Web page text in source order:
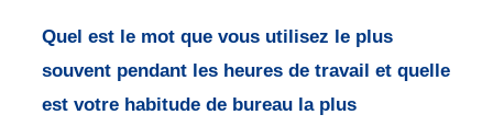
Quel est le mot que vous utilisez le plus
souvent pendant les heures de travail et quelle
est votre habitude de bureau la plus